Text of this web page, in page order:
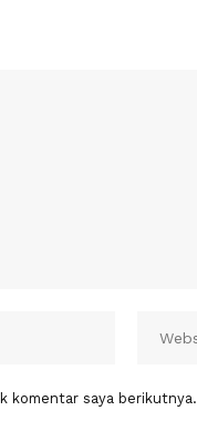
komentar saya berikutnya.